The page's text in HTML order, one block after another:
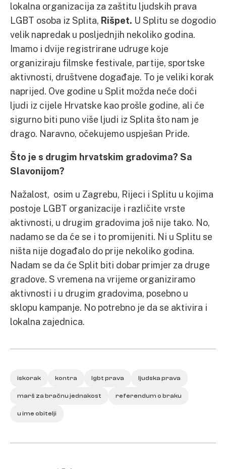
lokalna organizacija za zaštitu ljudskih prava
LGBT osoba iz Splita, Rišpet. U Splitu se dogodio
velik napredak u posljednjih nekoliko godina.
Imamo i dvije registrirane udruge koje
organiziraju filmske festivale, partije, sportske
aktivnosti, društvene događaje. To je veliki korak
naprijed. Ove godine u Split možda neće doći
ljudi iz cijele Hrvatske kao prošle godine, ali će
sigurno biti puno više ljudi iz Splita što nam je
drago. Naravno, očekujemo uspješan Pride.
Što je s drugim hrvatskim gradovima? Sa
Slavonijom?
Nažalost, osim u Zagrebu, Rijeci i Splitu u kojima
postoje LGBT organizacije i različite vrste
aktivnosti, u drugim gradovima još nije tako. No,
nadamo se da će se i to promijeniti. Ni u Splitu se
ništa nije događalo do prije nekoliko godina.
Nadam se da će Split biti dobar primjer za druge
gradove. S vremena na vrijeme organiziramo
aktivnosti i u drugim gradovima, posebno u
sklopu kampanje. No potrebno je da se aktivira i
lokalna zajednica.
iskorak kontra lgbt prava ljudska prava
marš za bračnu jednakost referendum o braku
u ime obitelji